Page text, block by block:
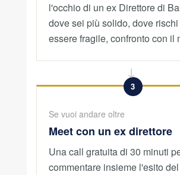
l'occhio di un ex Direttore di
dove sei più solido, dove
essere fragile, confronto con il
→
3
Se vuoi andare oltre
Meet con un ex direttore
Una call gratuita di 30 minuti
commentare insieme l'esito